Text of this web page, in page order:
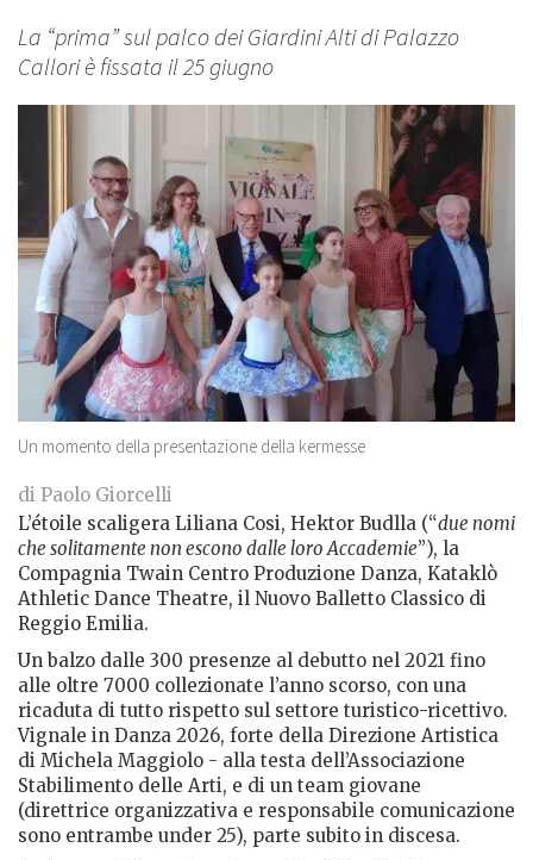
La “prima” sul palco dei Giardini Alti di Palazzo
Callori è fissata il 25 giugno
Un momento della presentazione della kermesse
di Paolo Giorcelli
L’étoile scaligera Liliana Cosi, Hektor Budlla (“due nomi
che solitamente non escono dalle loro Accademie”), la
Compagnia Twain Centro Produzione Danza, Kataklò
Athletic Dance Theatre, il Nuovo Balletto Classico di
Reggio Emilia.
Un balzo dalle 300 presenze al debutto nel 2021 fino
alle oltre 7000 collezionate l’anno scorso, con una
ricaduta di tutto rispetto sul settore turistico-ricettivo.
Vignale in Danza 2026, forte della Direzione Artistica
di Michela Maggiolo - alla testa dell’Associazione
Stabilimento delle Arti, e di un team giovane
(direttrice organizzativa e responsabile comunicazione
sono entrambe under 25), parte subito in discesa.